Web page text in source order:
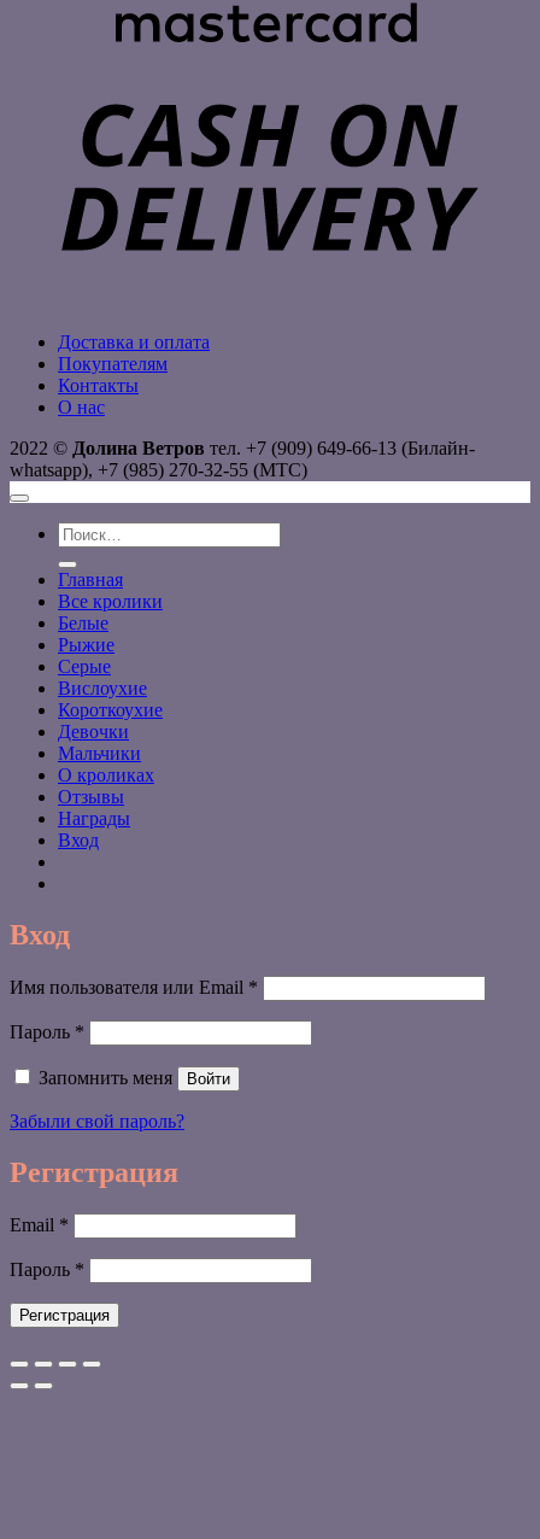
Доставка и оплата
Покупателям
Контакты
О нас
2022 © Долина Ветров тел. +7 (909) 649-66-13 (Билайн-
whatsapp), +7 (985) 270-32-55 (МТС)
Искать:
Главная
Все кролики
Белые
Рыжие
Серые
Вислоухие
Короткоухие
Девочки
Мальчики
О кроликах
Отзывы
Награды
Вход
Вход
Имя пользователя или Email *
Пароль *
Запомнить меня Войти
Забыли свой пароль?
Регистрация
Email *
Пароль *
Регистрация